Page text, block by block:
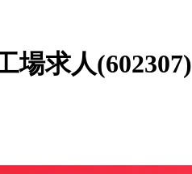
場求人(602307)